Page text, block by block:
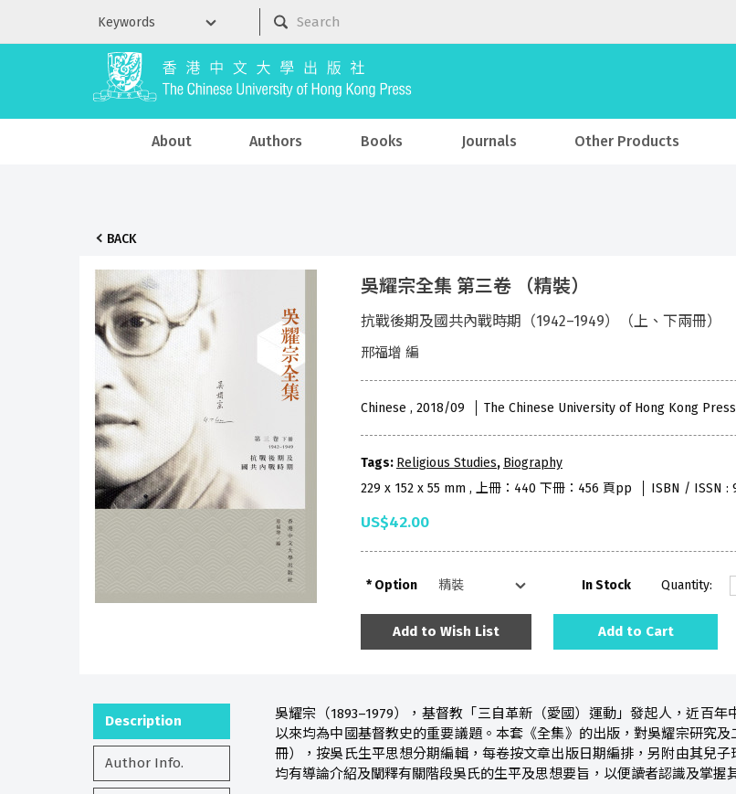
About Authors Books Journals Other Products
BACK
吳耀宗全集 第三卷 （精裝）
抗戰後期及國共內戰時期（1942–1949）（上、下兩冊）
邢福增 編
Chinese , 2018/09 The Chinese University of Hong Kong Press
Tags: Religious Studies, Biography
229 x 152 x 55 mm , 上冊：440 下冊：456 頁pp
ISBN / ISSN :
US$42.00
Option In Stock Quantity:
Add to Wish List Add to Cart
Description
Author Info.
吳耀宗（1893–1979），基督教「三自革新（愛國）運動」發起人，近百
以來均為中國基督教史的重要議題。本套《全集》的出版，對吳耀宗研究
冊），按吳氏生平思想分期編輯，每卷按文章出版日期編排，另附由其兒
均有導論介紹及闡釋有關階段吳氏的生平及思想要旨，以便讀者認識及掌握